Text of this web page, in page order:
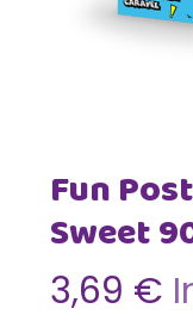
Fun
Sweet
3,69 €